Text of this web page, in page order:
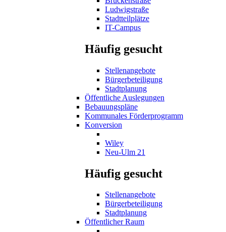
Ludwigstraße
Stadtteilplätze
IT-Campus
Häufig gesucht
Stellenangebote
Bürgerbeteiligung
Stadtplanung
Öffentliche Auslegungen
Bebauungspläne
Kommunales Förderprogramm
Konversion
Wiley
Neu-Ulm 21
Häufig gesucht
Stellenangebote
Bürgerbeteiligung
Stadtplanung
Öffentlicher Raum